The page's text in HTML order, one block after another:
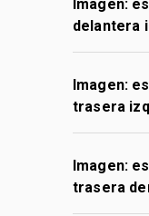
Imagen:
delantera
Imagen:
trasera
Imagen:
trasera